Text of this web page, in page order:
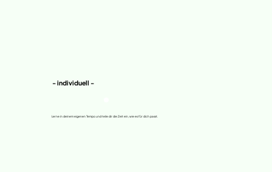
- individuell -
Lerne in deinem eigenen Tempo und teile dir die Zeit ein, wie es für dich passt.